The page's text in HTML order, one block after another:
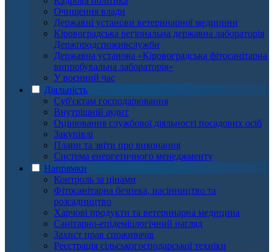
Очищення влади
Державні установи ветеринарної медицини
Кіровоградська регіональна державна лабораторія
Держпродспоживслужби
Державна установа «Кіровоградська фітосанітарна
випробувальна лабораторія»
У воєнний час
Діяльність
Суб'єктам господарювання
Внутрішній аудит
Оцінювання службової діяльності посадових осіб
Закупівлі
Плани та звіти про виконання
Система енергетичного менеджменту
Напрямки
Контроль за цінами
Фітосанітарна безпека, насінництво та
розсадництво
Харчові продукти та ветеринарна медицина
Санітарно-епідеміологічний нагляд
Захист прав споживачів
Реєстрація сільськогосподарської техніки